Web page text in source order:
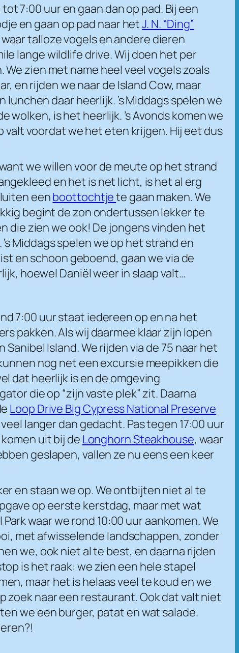
7:00 uur en gaan dan op pad. Bij een
en gaan op pad naar hetJ. N. “Ding”
talloze vogels en andere dieren
lange wildlife drive. Wij doen het per
zien met name heel veel vogels zoals
en rijden we naar de Island Cow, maar
lunchen daar heerlijk. ’s Middags spelen we
is het heerlijk. ’s Avonds komen we
valt voordat we het eten krijgen. Hij eet dus
we willen voor de meute op het strand
en het is net licht, is het al erg
eenboottochtjete gaan maken. We
begint de zon ondertussen lekker te
die zien we ook! De jongens vinden het
Middags spelen we op het strand en
en schoon geboend, gaan we via de
hoewel Daniël weer in slaap valt…
7:00 uur staat iedereen op en na het
pakken. Als wij daarmee klaar zijn lopen
Island. We rijden via de 75 naar het
nog net een excursie meepikken die
dat heerlijk is en de omgeving
die op “zijn vaste plek” zit. Daarna
Loop Drive Big Cypress National Preserve
langer dan gedacht. Pas tegen 17:00 uur
uit bij de Longhorn Steakhouse, waar
geslapen, vallen ze nu eens een keer
en staan we op. We ontbijten niet al te
op eerste kerstdag, maar met wat
waar we rond 10:00 uur aankomen. We
met afwisselende landschappen, zonder
we, ook niet al te best, en daarna rijden
is het raak: we zien een hele stapel
maar het is helaas veel te koud en we
zoek naar een restaurant. Ook dat valt niet
we een burger, patat en wat salade.